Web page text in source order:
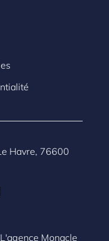
Havre, 76600
Monacle